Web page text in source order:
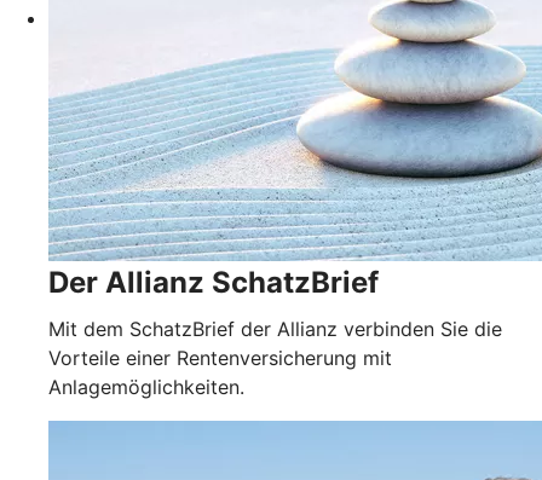
Der Allianz SchatzBrief
Mit dem SchatzBrief der Allianz verbinden Sie die
Vorteile einer Rentenversicherung mit
Anlagemöglichkeiten.